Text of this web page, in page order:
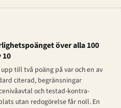
över alla 100
10
till två poäng på var och en av
citerad, begränsningar
och testad-kontra-
utan redogörelse får noll. En